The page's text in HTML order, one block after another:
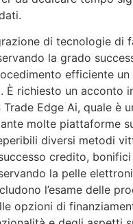
successo criptovalute
AI si adatta
migliorando
investimento.
accaparrarsi
da dedicare tempo
di tecnologie di
la grado
efficiente un
È richiesto un acconto
Trade Edge Ai, quale è